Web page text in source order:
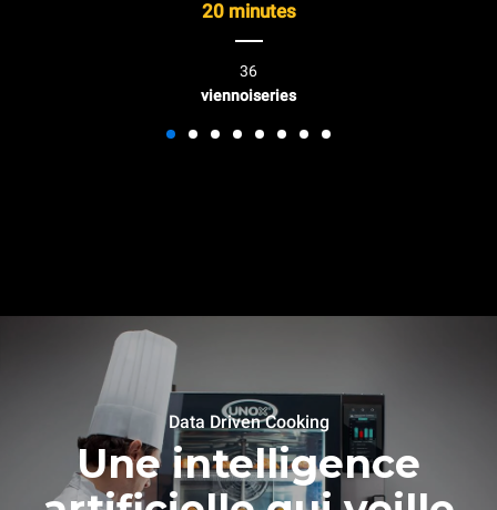
20 minutes
36
viennoiseries
Data Driven Cooking
Une intelligence